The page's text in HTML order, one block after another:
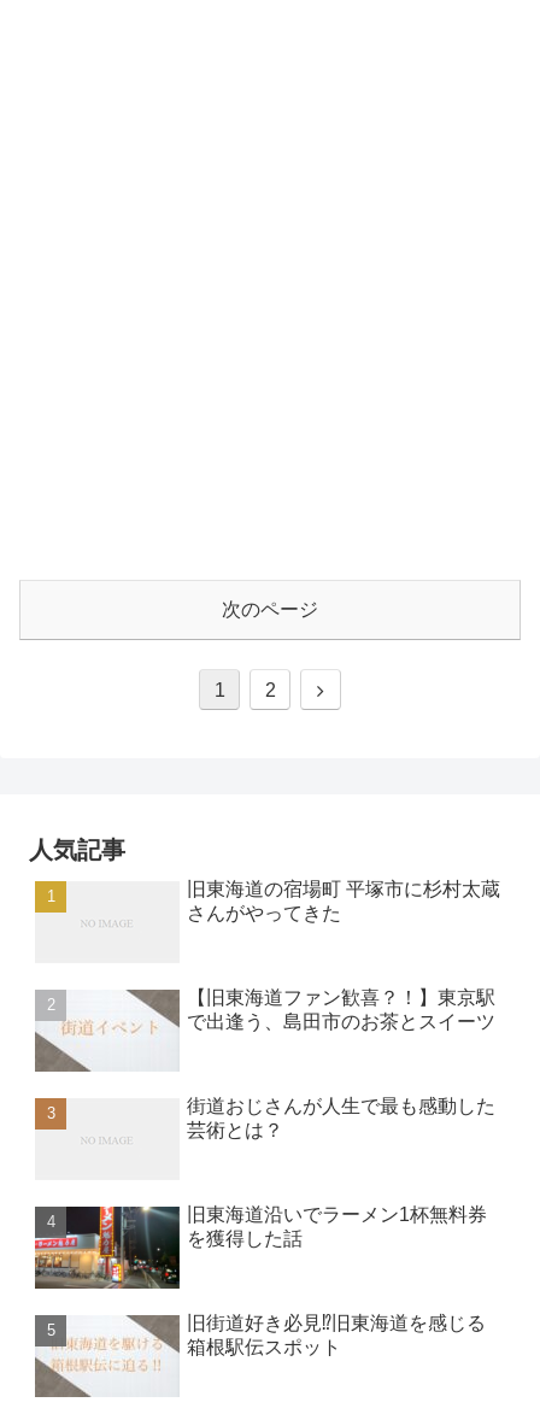
次のページ
1 2
人気記事
旧東海道の宿場町 平塚市に杉村太蔵
さんがやってきた
【旧東海道ファン歓喜？！】東京駅
で出逢う、島田市のお茶とスイーツ
街道おじさんが人生で最も感動した
芸術とは？
旧東海道沿いでラーメン1杯無料券
を獲得した話
旧街道好き必見⁉︎旧東海道を感じる
箱根駅伝スポット